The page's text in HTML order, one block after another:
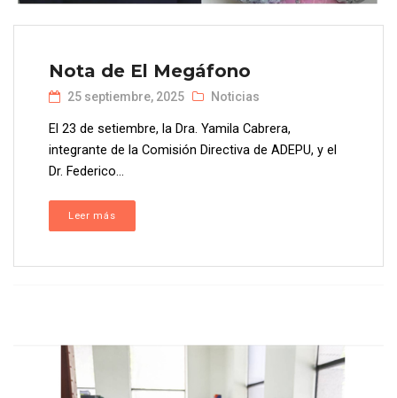
Nota de El Megáfono
25 septiembre, 2025 Noticias
El 23 de setiembre, la Dra. Yamila Cabrera,
integrante de la Comisión Directiva de ADEPU, y el
Dr. Federico...
Leer más